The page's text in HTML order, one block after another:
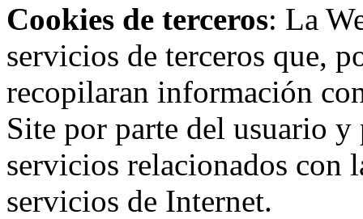
Cookies de terceros: La
servicios de terceros que,
recopilaran información
Site por parte del usuario
servicios relacionados con
servicios de Internet.